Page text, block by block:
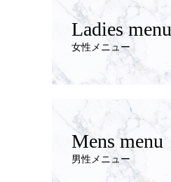
Ladies menu
女性メニュー
Mens menu
男性メニュー